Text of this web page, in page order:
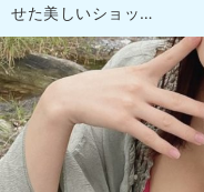
せた美しいショッ…